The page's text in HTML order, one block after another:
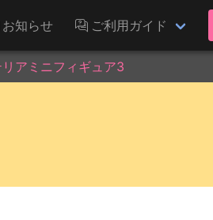
お知らせ ご利用ガイド
アミニフィギュア3